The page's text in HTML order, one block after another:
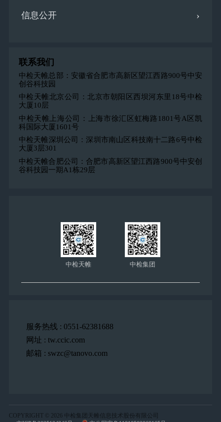
信息公开
联系我们
中检天帷总部：安徽省合肥市高新区望江西路900号中安
创谷科技园
中检天帷北京公司：北京市朝阳区西坝河东里18号中检
大厦10层
中检天帷上海公司：上海市徐汇区虹梅路1801号A区凯
科国际大厦1601号
中检天帷深圳公司：深圳市南山区科技南十二路6号中检
大厦3层301
中检天帷合肥公司：合肥市高新区望江西路900号中安创
谷科技园一期A1栋29层
中检天帷 中检集团
服务热线 : 0551-62381688
网址 : tw.ccic.com
邮箱 : swzc@tanovo.com
COPYRIGHT © 2026 中检集团天帷信息技术股份有限公司